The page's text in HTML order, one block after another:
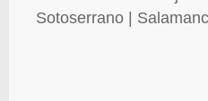
Sotoserrano |